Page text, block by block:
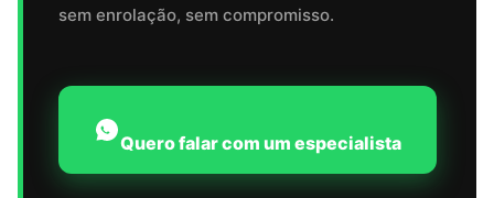
sem enrolação, sem compromisso.
Quero falar com um especialista